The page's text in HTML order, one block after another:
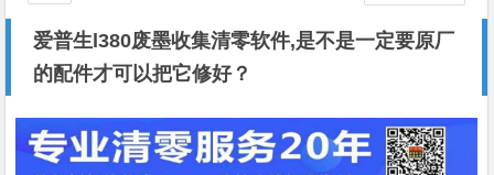
爱普生l380废墨收集清零软件,是不是一定要原厂
的配件才可以把它修好？